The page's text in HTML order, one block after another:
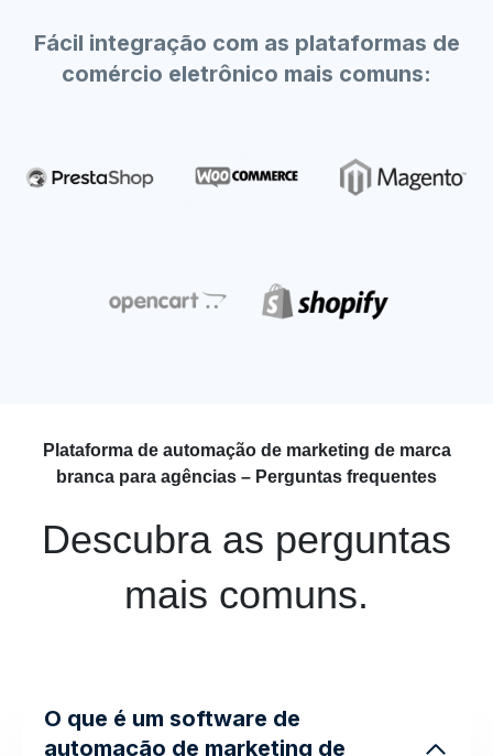
Fácil integração com as plataformas de
comércio eletrônico mais comuns:
Plataforma de automação de marketing de marca
branca para agências – Perguntas frequentes
Descubra as perguntas
mais comuns.
O que é um software de
automação de marketing de